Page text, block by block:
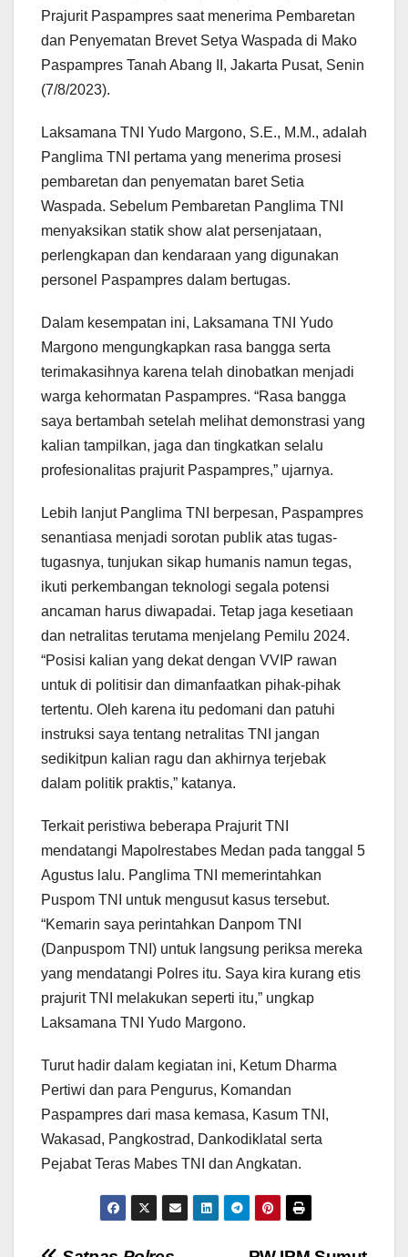
Prajurit Paspampres saat menerima Pembaretan
dan Penyematan Brevet Setya Waspada di Mako
Paspampres Tanah Abang II, Jakarta Pusat, Senin
(7/8/2023).
Laksamana TNI Yudo Margono, S.E., M.M., adalah
Panglima TNI pertama yang menerima prosesi
pembaretan dan penyematan baret Setia
Waspada. Sebelum Pembaretan Panglima TNI
menyaksikan statik show alat persenjataan,
perlengkapan dan kendaraan yang digunakan
personel Paspampres dalam bertugas.
Dalam kesempatan ini, Laksamana TNI Yudo
Margono mengungkapkan rasa bangga serta
terimakasihnya karena telah dinobatkan menjadi
warga kehormatan Paspampres. “Rasa bangga
saya bertambah setelah melihat demonstrasi yang
kalian tampilkan, jaga dan tingkatkan selalu
profesionalitas prajurit Paspampres,” ujarnya.
Lebih lanjut Panglima TNI berpesan, Paspampres
senantiasa menjadi sorotan publik atas tugas-
tugasnya, tunjukan sikap humanis namun tegas,
ikuti perkembangan teknologi segala potensi
ancaman harus diwapadai. Tetap jaga kesetiaan
dan netralitas terutama menjelang Pemilu 2024.
“Posisi kalian yang dekat dengan VVIP rawan
untuk di politisir dan dimanfaatkan pihak-pihak
tertentu. Oleh karena itu pedomani dan patuhi
instruksi saya tentang netralitas TNI jangan
sedikitpun kalian ragu dan akhirnya terjebak
dalam politik praktis,” katanya.
Terkait peristiwa beberapa Prajurit TNI
mendatangi Mapolrestabes Medan pada tanggal 5
Agustus lalu. Panglima TNI memerintahkan
Puspom TNI untuk mengusut kasus tersebut.
“Kemarin saya perintahkan Danpom TNI
(Danpuspom TNI) untuk langsung periksa mereka
yang mendatangi Polres itu. Saya kira kurang etis
prajurit TNI melakukan seperti itu,” ungkap
Laksamana TNI Yudo Margono.
Turut hadir dalam kegiatan ini, Ketum Dharma
Pertiwi dan para Pengurus, Komandan
Paspampres dari masa kemasa, Kasum TNI,
Wakasad, Pangkostrad, Dankodiklatal serta
Pejabat Teras Mabes TNI dan Angkatan.